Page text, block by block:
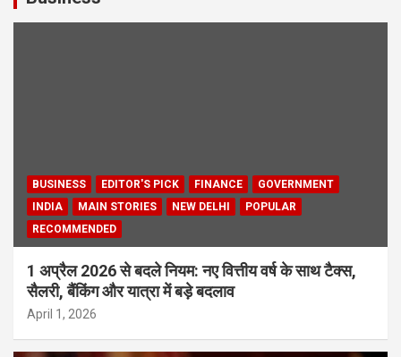
BUSINESS EDITOR'S PICK FINANCE
GOVERNMENT
INDIA
MAIN STORIES NEW DELHI
POPULAR
RECOMMENDED
1 अप्रैल 2026 से बदले नियम: नए वित्तीय वर्ष के साथ टैक्स,
सैलरी, बैंकिंग और यात्रा में बड़े बदलाव
April 1, 2026